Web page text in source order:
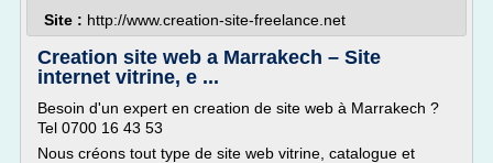
Site : http://www.creation-site-freelance.net
Creation site web a Marrakech – Site
internet vitrine, e ...
Besoin d'un expert en creation de site web à Marrakech ?
Tel 0700 16 43 53
Nous créons tout type de site web vitrine, catalogue et